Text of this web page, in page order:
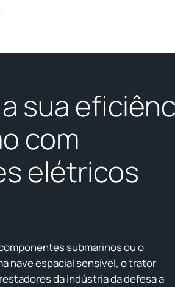
sua
com
elétricos
submarinos ou o
nave espacial sensível, o trator
da indústria da defesa a